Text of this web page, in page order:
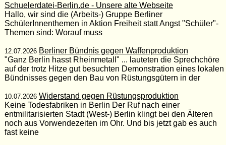
Schuelerdatei-Berlin.de - Unsere alte Webseite
Hallo, wir sind die (Arbeits-) Gruppe Berliner
SchülerInnenthemen in Aktion Freiheit statt Angst "Schüler"-
Themen sind: Worauf muss
12.07.2026 Berliner Bündnis gegen Waffenproduktion
"Ganz Berlin hasst Rheinmetall" ... lauteten die Sprechchöre
auf der trotz Hitze gut besuchten Demonstration eines lokalen
Bündnisses gegen den Bau von Rüstungsgütern in der
10.07.2026 Widerstand gegen Rüstungsproduktion
Keine Todesfabriken in Berlin Der Ruf nach einer
entmilitarisierten Stadt (West-) Berlin klingt bei den Älteren
noch aus Vorwendezeiten im Ohr. Und bis jetzt gab es auch
fast keine